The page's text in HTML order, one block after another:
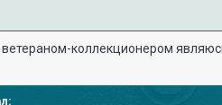
коллекционером